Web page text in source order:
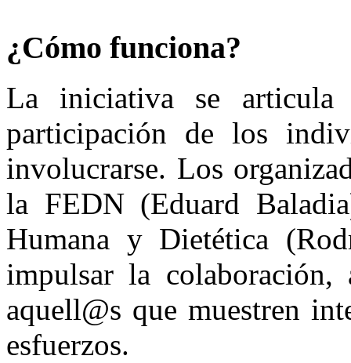
¿Cómo funciona?
La iniciativa se
participación de los
involucrarse. Los
la FEDN (Eduard
Humana y Dietética
impulsar la
aquell@s que muestren
esfuerzos.